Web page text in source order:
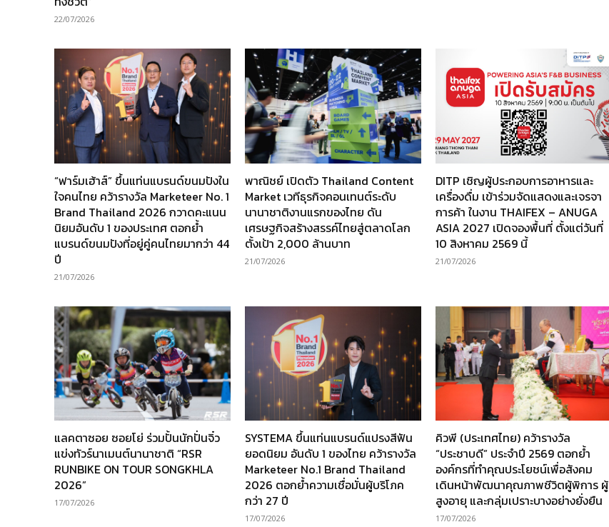
22/07/2026
“ฟาร์มเฮ้าส์” ขึ้นแท่นแบรนด์ขนมปังใน
ใจคนไทย คว้ารางวัล Marketeer No. 1
Brand Thailand 2026 กวาดคะแนน
นิยมอันดับ 1 ของประเทศ ตอกย้ำ
แบรนด์ขนมปังที่อยู่คู่คนไทยมากว่า 44
ปี
21/07/2026
พาณิชย์ เปิดตัว Thailand Content
Market เวทีธุรกิจคอนเทนต์ระดับ
นานาชาติงานแรกของไทย ดัน
เศรษฐกิจสร้างสรรค์ไทยสู่ตลาดโลก
ตั้งเป้า 2,000 ล้านบาท
21/07/2026
DITP เชิญผู้ประกอบการอาหารและ
เครื่องดื่ม เข้าร่วมจัดแสดงและเจรจา
การค้า ในงาน THAIFEX – ANUGA
ASIA 2027 เปิดจองพื้นที่ ตั้งแต่วันที่
10 สิงหาคม 2569 นี้
21/07/2026
แลคตาซอย ซอยโย่ ร่วมปั้นนักปั่นจิ๋ว
แข่งทัวร์นาเมนต์นานาชาติ “RSR
RUNBIKE ON TOUR SONGKHLA
2026”
17/07/2026
SYSTEMA ขึ้นแท่นแบรนด์แปรงสีฟัน
ยอดนิยม อันดับ 1 ของไทย คว้ารางวัล
Marketeer No.1 Brand Thailand
2026 ตอกย้ำความเชื่อมั่นผู้บริโภค
กว่า 27 ปี
17/07/2026
คิวพี (ประเทศไทย) คว้ารางวัล
“ประชาบดี” ประจำปี 2569 ตอกย้ำ
องค์กรที่ทำคุณประโยชน์เพื่อสังคม
เดินหน้าพัฒนาคุณภาพชีวิตผู้พิการ ผู้
สูงอายุ และกลุ่มเปราะบางอย่างยั่งยืน
17/07/2026